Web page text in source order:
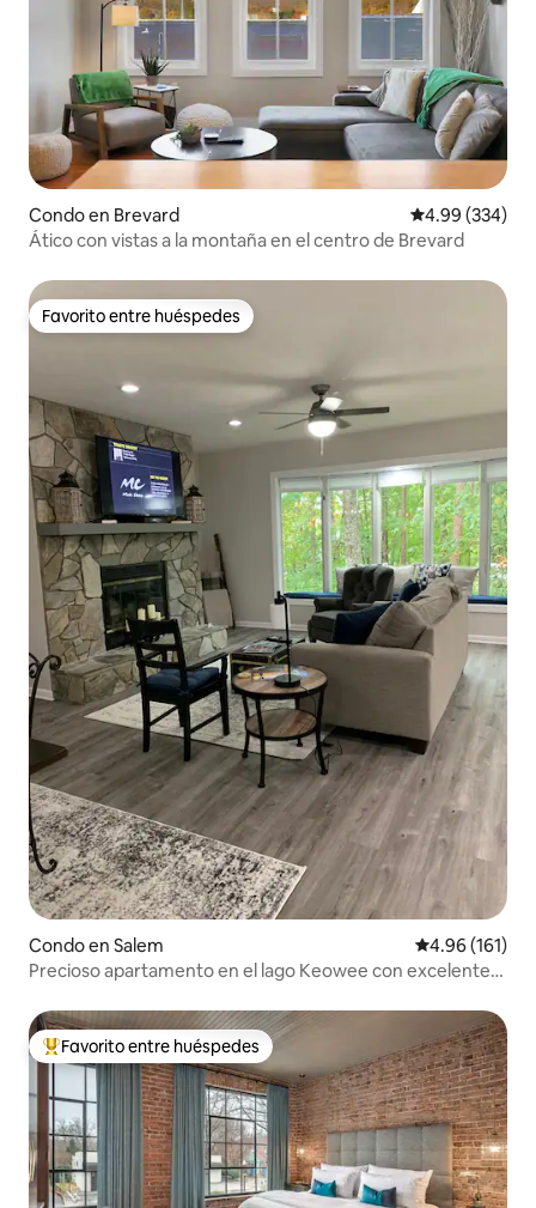
Condo en Brevard Calificación
4.99 (334)
Ático con vistas a la montaña en el centro de Brevard
Favorito entre huéspedes
Favorito entre huéspedes
Condo en Salem Calificación
4.96 (161)
Precioso apartamento en el lago Keowee con excelentes
Favorito entre huéspedes preferido
Favorito entre huéspedes